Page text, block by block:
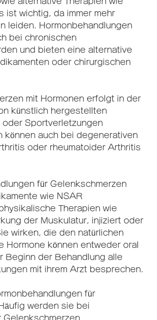
ist wichtig, da immer mehr
leiden. Hormonbehandlungen
bei chronischen
und bieten eine alternative
oder chirurgischen
mit Hormonen erfolgt in der
künstlich hergestellten
oder Sportverletzungen
können auch bei degenerativen
oder rheumatoider Arthritis
für Gelenkschmerzen
wie NSAR
Therapien wie
der Muskulatur, injiziert oder
wirken, die den natürlichen
Hormone können entweder oral
Beginn der Behandlung alle
mit ihrem Arzt besprechen.
für
werden sie bei
Gelenkschmerzen